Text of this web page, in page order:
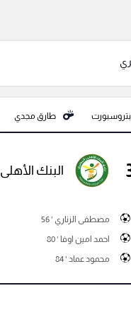
بتروسبورت طارق مجدي
البنك الأهلى
مصطفى الزناري ' 56
احمد امين اوفا ' 80
محمود عماد ' 84